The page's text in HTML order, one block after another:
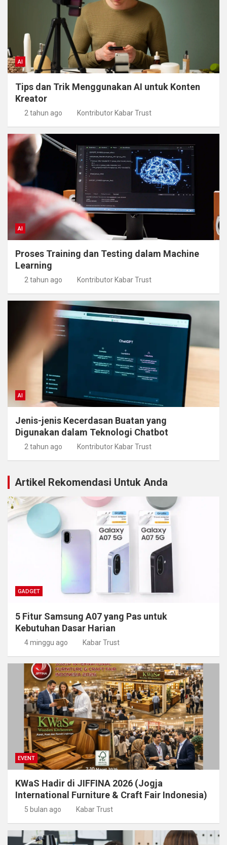
AI
Tips dan Trik Menggunakan AI untuk Konten
Kreator
2 tahun ago Kontributor Kabar Trust
AI
Proses Training dan Testing dalam Machine
Learning
2 tahun ago Kontributor Kabar Trust
AI
Jenis-jenis Kecerdasan Buatan yang
Digunakan dalam Teknologi Chatbot
2 tahun ago Kontributor Kabar Trust
Artikel Rekomendasi Untuk Anda
GADGET
5 Fitur Samsung A07 yang Pas untuk
Kebutuhan Dasar Harian
4 minggu ago Kabar Trust
EVENT
KWaS Hadir di JIFFINA 2026 (Jogja
International Furniture & Craft Fair Indonesia)
5 bulan ago Kabar Trust